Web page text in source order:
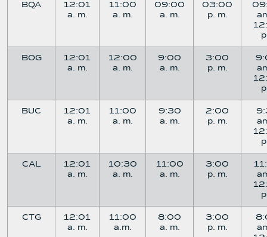
BQA
12:01
a. m.
11:00
a. m.
09:00
a. m.
03:00
p. m.
BOG
12:01
a. m.
12:00
a. m.
9:00
a. m.
3:00
p. m.
BUC
12:01
a. m.
11:00
a. m.
9:30
a. m.
2:00
p. m.
CAL
12:01
a. m.
10:30
a. m.
11:00
a. m.
3:00
p. m.
CTG
12:01
a. m.
11:00
a.m.
8:00
a. m.
3:00
p. m.